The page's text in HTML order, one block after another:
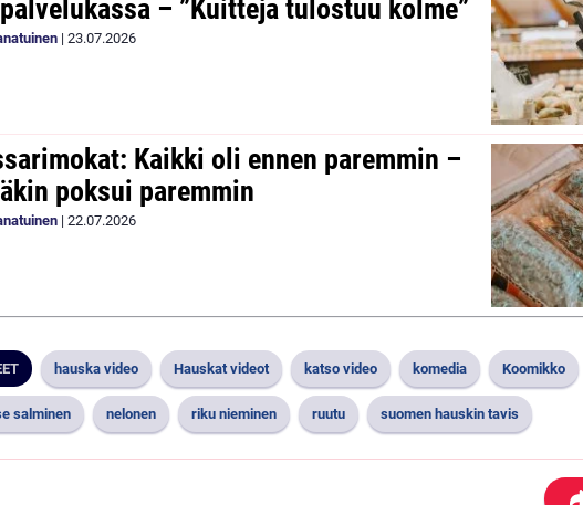
– ”Kuitteja tulostuu kolme”
| 23.07.2026
Kaikki oli ennen paremmin –
poksui paremmin
| 22.07.2026
hauska video Hauskat videot katso video komedia Koomikko
salminen nelonen riku nieminen ruutu suomen hauskin tavis